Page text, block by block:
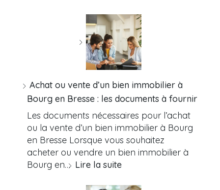
Achat ou vente d’un bien immobilier à
Bourg en Bresse : les documents à fournir
Les documents nécessaires pour l’achat
ou la vente d’un bien immobilier à Bourg
en Bresse Lorsque vous souhaitez
acheter ou vendre un bien immobilier à
Bourg en… Lire la suite